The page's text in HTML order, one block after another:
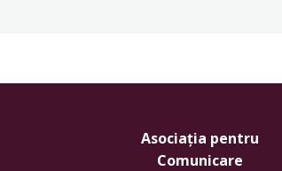
Asociația pentru
Comunicare